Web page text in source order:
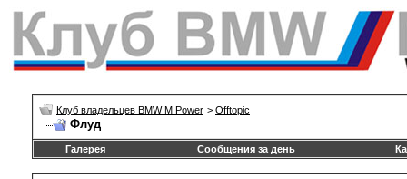
Клуб владельцев BMW M Power > Offtopic
Флуд
Галерея Сообщения за день